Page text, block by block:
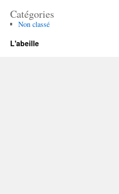
Catégories
Non classé
L'abeille